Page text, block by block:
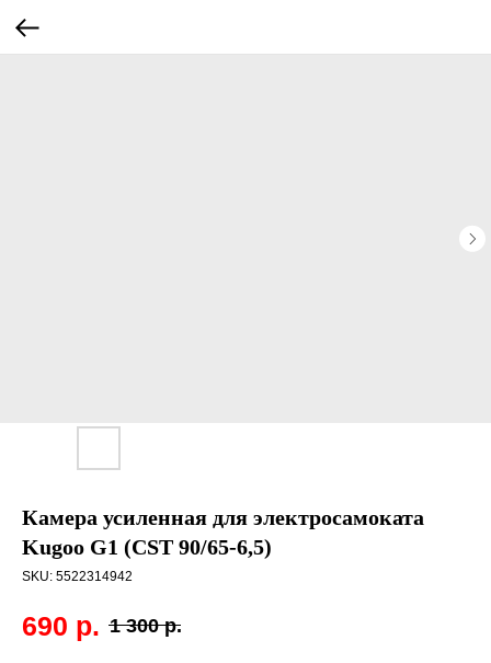
Камера усиленная для электросамоката
Kugoo G1 (CST 90/65-6,5)
SKU: 5522314942
690 р. 1 300 р.